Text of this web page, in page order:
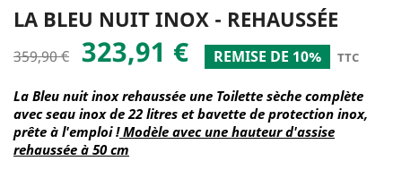
LA BLEU NUIT INOX - REHAUSSÉE
359,90 € 323,91 € REMISE DE 10% TTC
La Bleu nuit inox rehaussée une Toilette sèche complète
avec seau inox de 22 litres et bavette de protection inox,
prête à l'emploi !Modèle avec une hauteur d'assise
rehaussée à 50 cm